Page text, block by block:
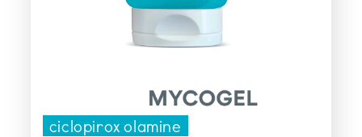
ciclopirox olamine